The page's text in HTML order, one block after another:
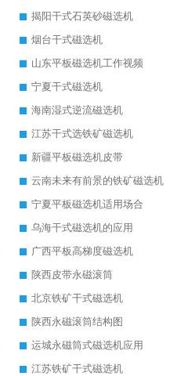
揭阳干式石英砂磁选机
烟台干式磁选机
山东平板磁选机工作视频
宁夏干式磁选机
海南湿式逆流磁选机
江苏干式选铁矿磁选机
新疆平板磁选机皮带
云南未来有前景的铁矿磁选机
宁夏平板磁选机适用场合
乌海干式磁选机的应用
广西平板高梯度磁选机
陕西皮带永磁滚筒
北京铁矿干式磁选机
陕西永磁滚筒结构图
运城永磁筒式磁选机应用
江苏铁矿干式磁选机